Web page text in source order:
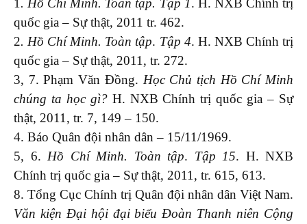
quốc gia – Sự thật, 2011 tr. 462.
2. Hồ Chí Minh. Toàn tập. Tập 4. H. NXB Chính trị
quốc gia – Sự thật, 2011, tr. 272.
3, 7. Phạm Văn Đồng. Học Chủ tịch Hồ Chí Minh
chúng ta học gì?H. NXB Chính trị quốc gia – Sự
thật, 2011, tr. 7, 149 – 150.
4. Báo Quân đội nhân dân – 15/11/1969.
5, 6. Hồ Chí Minh. Toàn tập. Tập 15. H. NXB
Chính trị quốc gia – Sự thật, 2011, tr. 615, 613.
8. Tổng Cục Chính trị Quân đội nhân dân Việt Nam.
Văn kiện Đại hội đại biểu Đoàn Thanh niên Cộng